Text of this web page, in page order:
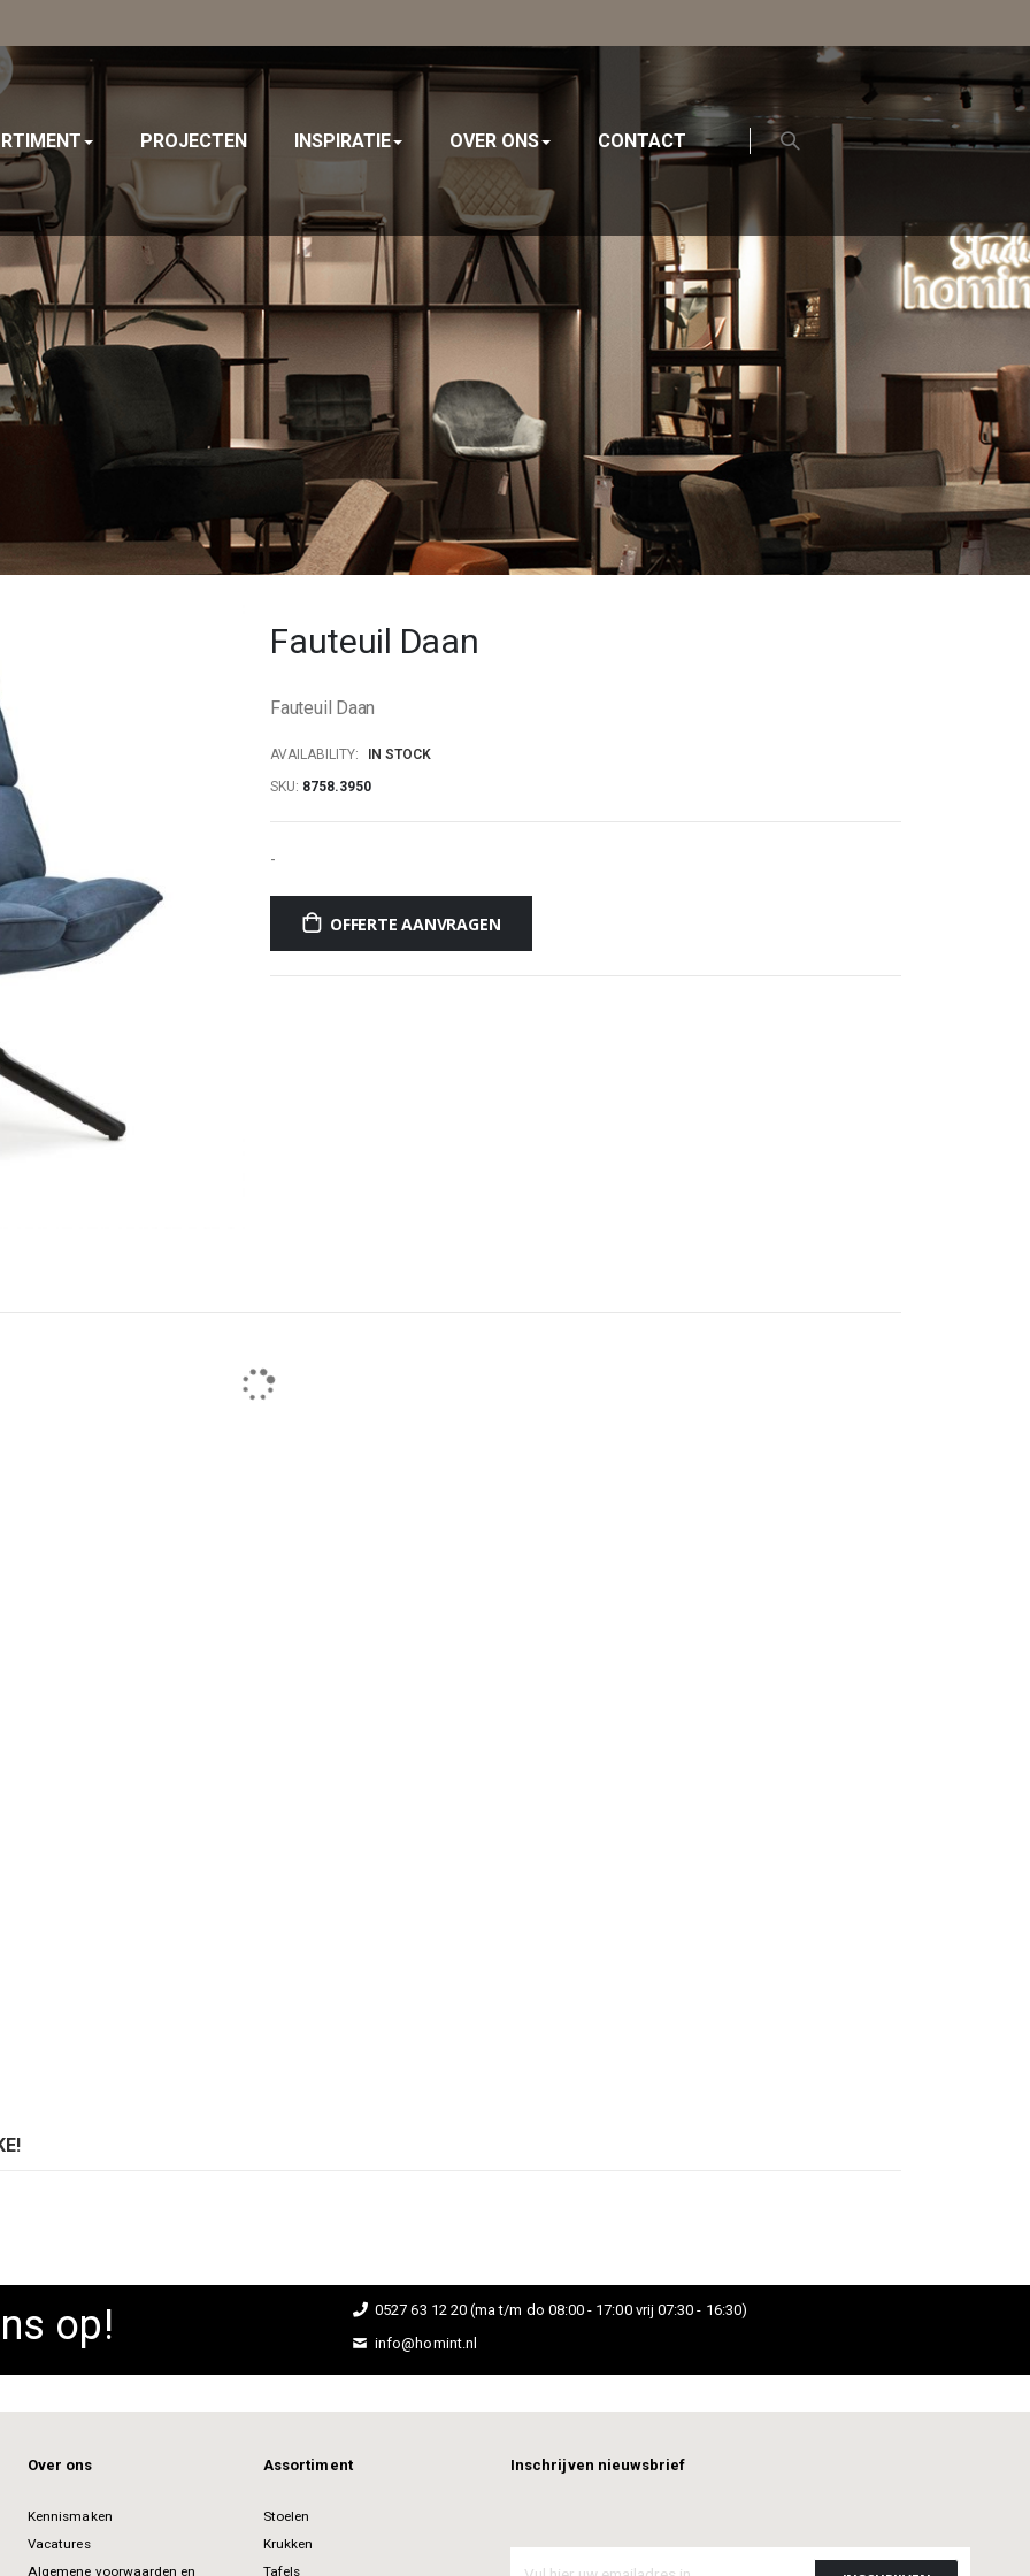
PROJECTEN INSPIRATIE OVER ONS CONTACT
Fauteuil Daan
Fauteuil Daan
AVAILABILITY:
IN STOCK
SKU 8758.3950
-
OFFERTE AANVRAGEN
op!
0527 63 12 20 (ma t/m do 08:00 - 17:00 vrij 07:30 - 16:30)
info@homint.nl
Over ons
Kennismaken
Vacatures
Algemene voorwaarden en
Assortiment
Stoelen
Krukken
Tafels
Inschrijven nieuwsbrief